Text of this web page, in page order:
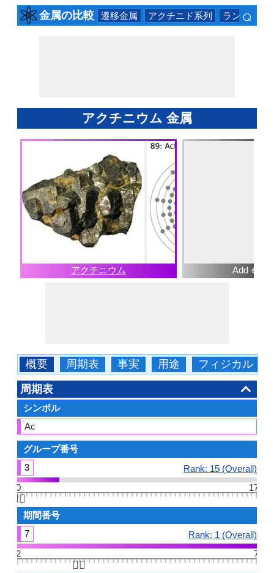
金属の比較 遷移金属 アクチニド系列 ランタニド
⌕
アクチニウム 金属
アクチニウム Add ⊕
概要 周期表 事実 用途 フィジカル
周期表
シンボル
Ac
グループ番号
3
Rank: 15 (Overall)
0
17
👆🏻
期間番号
7
Rank: 1 (Overall)
2
7
👆🏻